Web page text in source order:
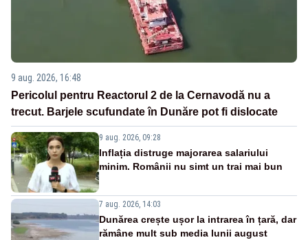
9 aug. 2026, 16:48
Pericolul pentru Reactorul 2 de la Cernavodă nu a
trecut. Barjele scufundate în Dunăre pot fi dislocate
9 aug. 2026, 09:28
Inflația distruge majorarea salariului
minim. Românii nu simt un trai mai bun
7 aug. 2026, 14:03
Dunărea crește ușor la intrarea în țară, dar
rămâne mult sub media lunii august